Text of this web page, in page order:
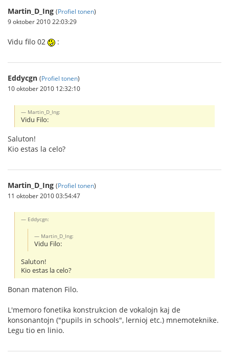
Martin_D_Ing (Profiel tonen)
9 oktober 2010 22:03:29
Vidu filo 02 :
Eddycgn (Profiel tonen)
10 oktober 2010 12:32:10
Martin_D_Ing:
Vidu Filo:
Saluton!
Kio estas la celo?
Martin_D_Ing (Profiel tonen)
11 oktober 2010 03:54:47
Eddycgn:
Martin_D_Ing:
Vidu Filo:
Saluton!
Kio estas la celo?
Bonan matenon Filo.
L'memoro fonetika konstrukcion de vokalojn kaj de
konsonantojn ("pupils in schools", lernioj etc.) mnemoteknike.
Legu tio en linio.